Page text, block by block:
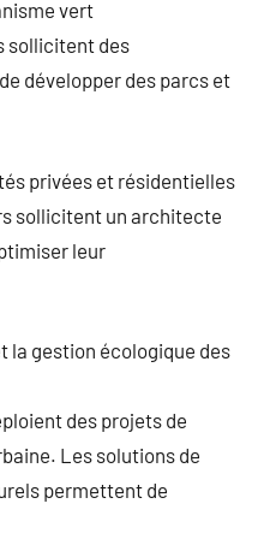
vert
sollicitent des
développer des parcs et
privées et résidentielles
sollicitent un architecte
leur
la gestion écologique des
des projets de
Les solutions de
permettent de